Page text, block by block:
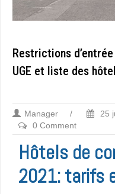
Restrictions
UGE et liste des
Manager / 25
0 Comment
Hôtels de
2021: tarifs